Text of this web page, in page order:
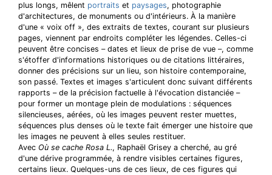
plus longs, mêlent portraits et paysages, photographie
d'architectures, de monuments ou d'intérieurs. À la manière
d'une « voix off », des extraits de textes, courant sur plusieurs
pages, viennent par endroits compléter les légendes. Celles-ci
peuvent être concises – dates et lieux de prise de vue –, comme
s'étoffer d'informations historiques ou de citations littéraires,
donner des précisions sur un lieu, son histoire contemporaine,
son passé. Textes et images s'articulent donc suivant différents
rapports – de la précision factuelle à l'évocation distanciée –
pour former un montage plein de modulations : séquences
silencieuses, aérées, où les images peuvent rester muettes,
séquences plus denses où le texte fait émerger une histoire que
les images ne peuvent à elles seules restituer.
Avec Où se cache Rosa L., Raphaël Grisey a cherché, au gré
d'une dérive programmée, à rendre visibles certaines figures,
certains lieux. Quelques-uns de ces lieux, de ces figures qui